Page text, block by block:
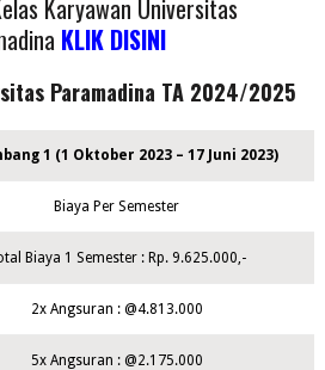
Karyawan Universitas
KLIK DISINI
Paramadina TA 2024/2025
1 (1 Oktober 2023 – 17 Juni 2023)
Biaya Per Semester
Biaya 1 Semester : Rp. 9.625.000,-
2x Angsuran : @4.813.000
5x Angsuran : @2.175.000